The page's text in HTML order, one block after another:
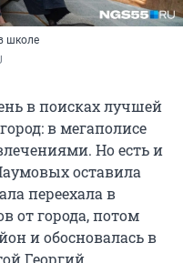
школе
в поисках лучшей
в мегаполисе
Но есть и
оставила
переехала в
от города, потом
и обосновалась в
Георгий